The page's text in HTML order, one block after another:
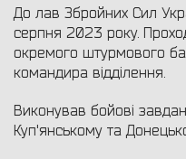
До лав Збройних Сил
серпня 2023 року.
окремого штурмового
командира відділення.
Виконував бойові
Куп'янському та